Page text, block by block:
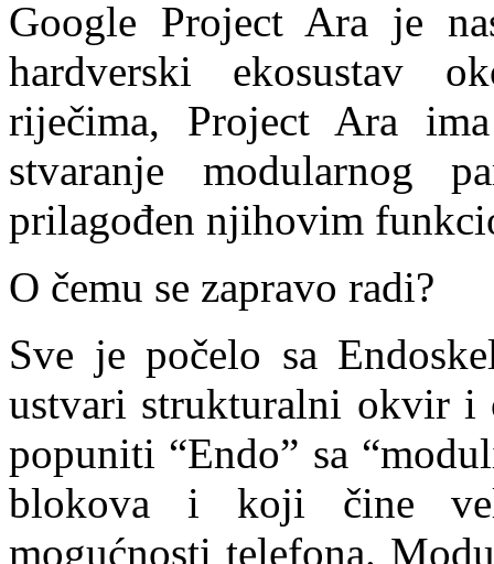
Google Project Ara je
hardverski ekosustav
riječima, Project Ara
stvaranje modularnog
prilagođen njihovim
O čemu se zapravo radi?
Sve je počelo sa
ustvari strukturalni okvir i
popuniti “Endo” sa
blokova i koji čine
mogućnosti telefona.